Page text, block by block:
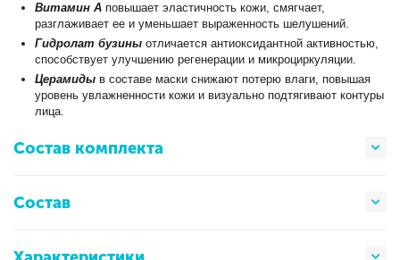
Витамин А повышает эластичность кожи, смягчает,
разглаживает ее и уменьшает выраженность шелушений.
Гидролат бузины отличается антиоксидантной активностью,
способствует улучшению регенерации и микроциркуляции.
Церамиды в составе маски снижают потерю влаги, повышая
уровень увлажненности кожи и визуально подтягивают контуры
лица.
Состав комплекта
Состав